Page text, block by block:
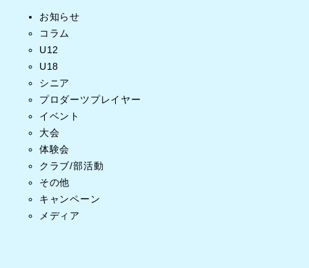
お知らせ
コラム
U12
U18
シニア
プロダーツプレイヤー
イベント
大会
体験会
クラブ/部活動
その他
キャンペーン
メディア